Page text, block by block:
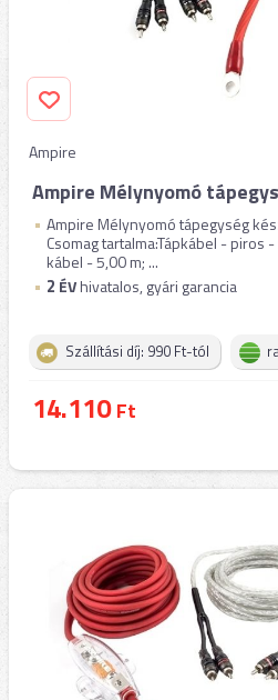
Ampire
Ampire Mélynyomó
Ampire Mélynyomó tápegység
Csomag tartalma:Tápkábel - piros
kábel - 5,00 m; ...
2 ÉVhivatalos, gyári garancia
Szállítási díj: 990 Ft-tól
14.110Ft